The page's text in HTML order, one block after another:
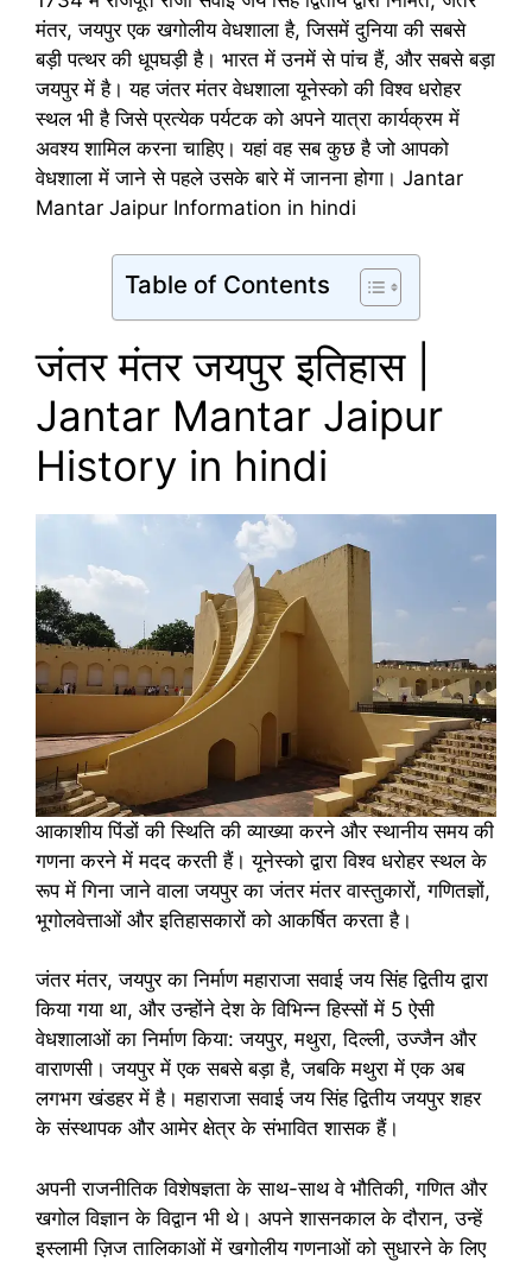
मंतर, जयपुर एक खगोलीय वेधशाला है, जिसमें दुनिया की सबसे
बड़ी पत्थर की धूपघड़ी है। भारत में उनमें से पांच हैं, और सबसे बड़ा
जयपुर में है। यह जंतर मंतर वेधशाला यूनेस्को की विश्व धरोहर
स्थल भी है जिसे प्रत्येक पर्यटक को अपने यात्रा कार्यक्रम में
अवश्य शामिल करना चाहिए। यहां वह सब कुछ है जो आपको
वेधशाला में जाने से पहले उसके बारे में जानना होगा। Jantar
Mantar Jaipur Information in hindi
Table of Contents
जंतर मंतर जयपुर इतिहास |
Jantar Mantar Jaipur
History in hindi
आकाशीय पिंडों की स्थिति की व्याख्या करने और स्थानीय समय की
गणना करने में मदद करती हैं। यूनेस्को द्वारा विश्व धरोहर स्थल के
रूप में गिना जाने वाला जयपुर का जंतर मंतर वास्तुकारों, गणितज्ञों,
भूगोलवेत्ताओं और इतिहासकारों को आकर्षित करता है।
जंतर मंतर, जयपुर का निर्माण महाराजा सवाई जय सिंह द्वितीय द्वारा
किया गया था, और उन्होंने देश के विभिन्न हिस्सों में 5 ऐसी
वेधशालाओं का निर्माण किया: जयपुर, मथुरा, दिल्ली, उज्जैन और
वाराणसी। जयपुर में एक सबसे बड़ा है, जबकि मथुरा में एक अब
लगभग खंडहर में है। महाराजा सवाई जय सिंह द्वितीय जयपुर शहर
के संस्थापक और आमेर क्षेत्र के संभावित शासक हैं।
अपनी राजनीतिक विशेषज्ञता के साथ-साथ वे भौतिकी, गणित और
खगोल विज्ञान के विद्वान भी थे। अपने शासनकाल के दौरान, उन्हें
इस्लामी ज़िज तालिकाओं में खगोलीय गणनाओं को सुधारने के लिए